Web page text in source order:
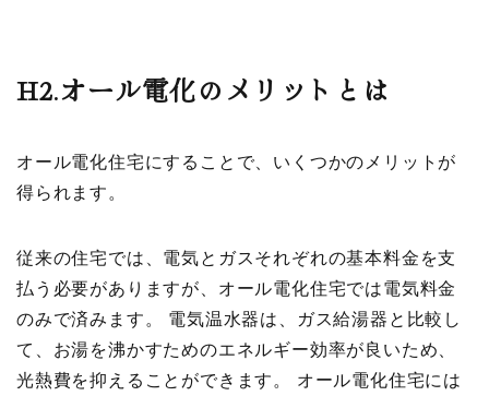
H2.オール電化のメリットとは
オール電化住宅にすることで、いくつかのメリットが
得られます。
従来の住宅では、電気とガスそれぞれの基本料金を支
払う必要がありますが、オール電化住宅では電気料金
のみで済みます。 電気温水器は、ガス給湯器と比較し
て、お湯を沸かすためのエネルギー効率が良いため、
光熱費を抑えることができます。 オール電化住宅には